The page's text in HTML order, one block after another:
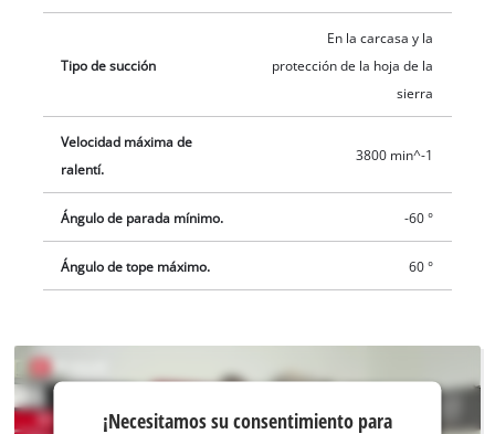
Tipo de succión
En la carcasa y la
protección de la hoja de la
sierra
Velocidad máxima de
ralentí.
3800 min^-1
Ángulo de parada mínimo. -60 °
Ángulo de tope máximo. 60 °
¡Necesitamos
¡Necesitamos su consentimiento para